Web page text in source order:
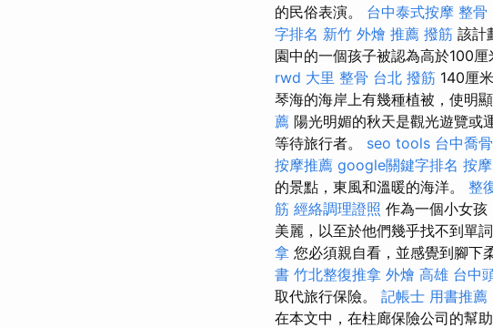
的民俗表演。 台中泰式按摩 整骨
字排名 新竹 外燴 推薦 撥筋 該計
園中的一個孩子被認為高於100厘
rwd 大里 整骨 台北 撥筋 140厘
琴海的海岸上有幾種植被，使明
薦 陽光明媚的秋天是觀光遊覽或
等待旅行者。 seo tools 台中喬
按摩推薦 google關鍵字排名 按摩
的景點，東風和溫暖的海洋。 整
筋 經絡調理證照 作為一個小女孩
美麗，以至於他們幾乎找不到單詞
拿 您必須親自看，並感覺到腳下
書 竹北整復推拿 外燴 高雄 台中
取代旅行保險。 記帳士 用書推薦
在本文中，在柱廊保險公司的幫